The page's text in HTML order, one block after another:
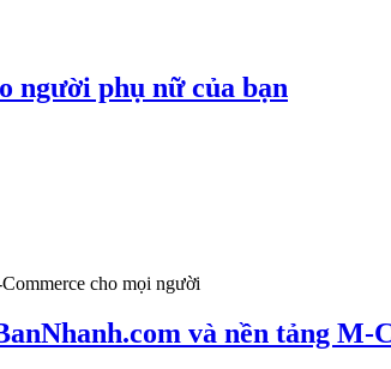
người phụ nữ của bạn
và nền tảng M-